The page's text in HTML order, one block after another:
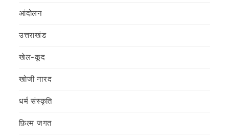
आंदोलन
उत्तराखंड
खेल-कूद
खोजी नारद
धर्म संस्कृति
फ़िल्‍म जगत